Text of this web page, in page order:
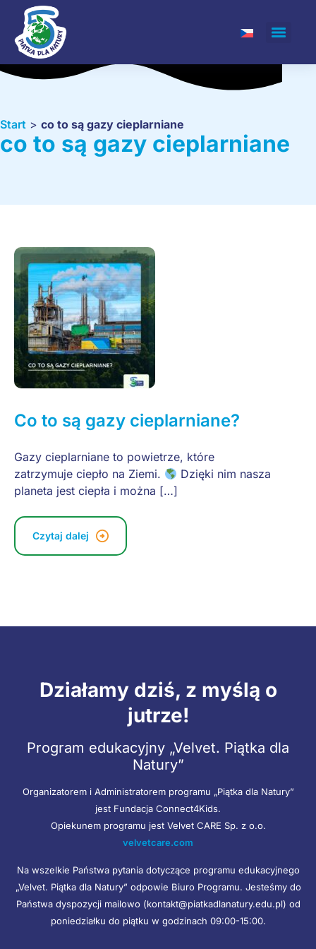
Start > co to są gazy cieplarniane
co to są gazy cieplarniane
Co to są gazy cieplarniane?
Gazy cieplarniane to powietrze, które
zatrzymuje ciepło na Ziemi.
Dzięki nim nasza
planeta jest ciepła i można […]
Czytaj dalej
Działamy dziś, z myślą o
jutrze!
Program edukacyjny „Velvet. Piątka dla
Natury”
Organizatorem i Administratorem programu „Piątka dla Natury”
jest Fundacja Connect4Kids.
Opiekunem programu jest Velvet CARE Sp. z o.o.
velvetcare.com
Na wszelkie Państwa pytania dotyczące programu edukacyjnego
„Velvet. Piątka dla Natury” odpowie Biuro Programu. Jesteśmy do
Państwa dyspozycji mailowo (kontakt@piatkadlanatury.edu.pl) od
poniedziałku do piątku w godzinach 09:00-15:00.